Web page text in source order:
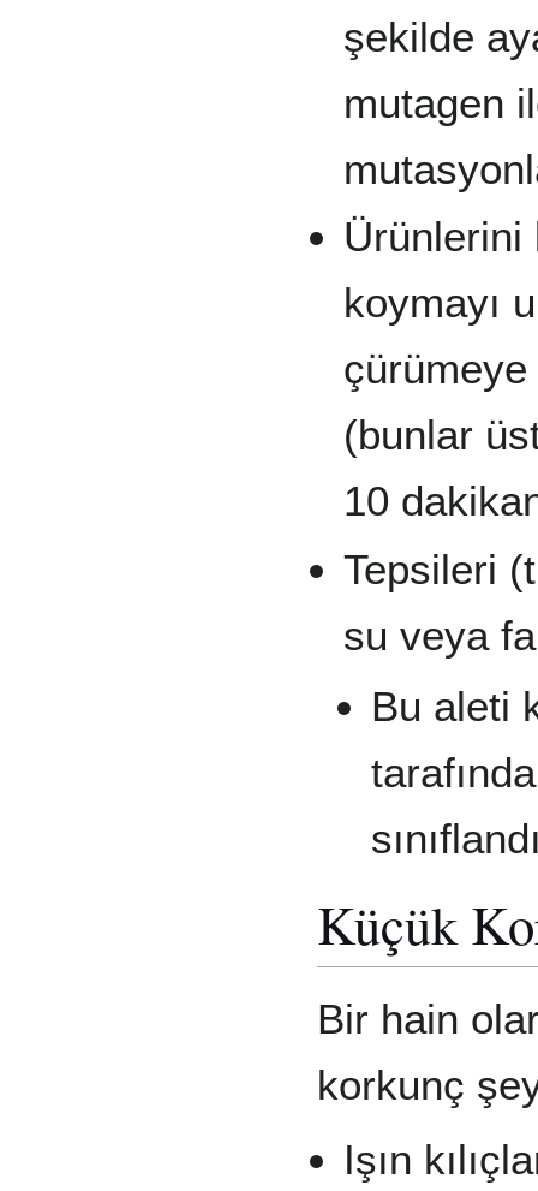
şekilde
mutagen
Ürünlerini
koymayı
çürümeye
(bunlar
10
Tepsileri
su veya
Bu aleti
Küçük
Bir hain
korkunç
Işın